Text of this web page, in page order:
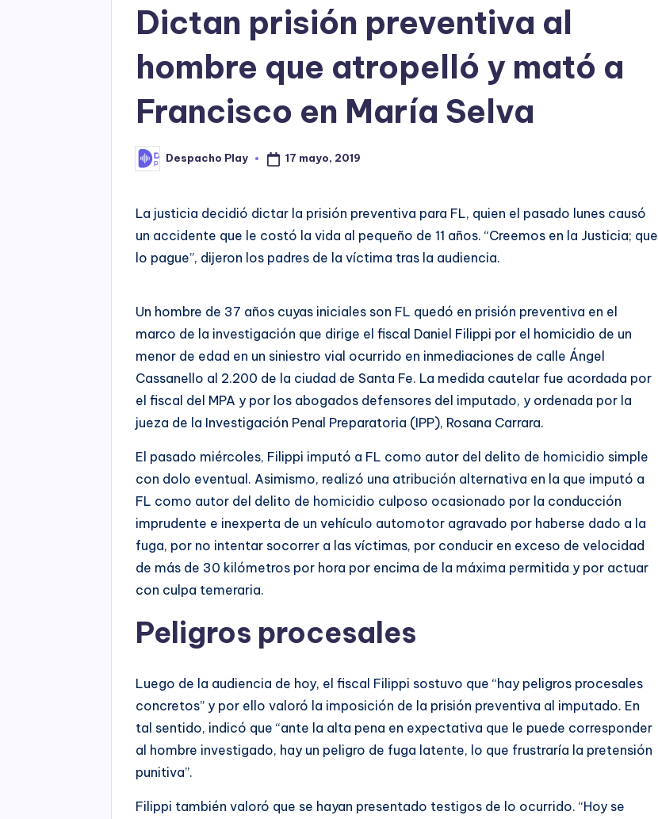
o
P
l
Dictan prisión preventiva al
hombre que atropelló y mató a
Francisco en María Selva
Posted
by
Despacho Play 17 mayo, 2019
La justicia decidió dictar la prisión preventiva para FL, quien el pasado lunes causó
un accidente que le costó la vida al pequeño de 11 años. “Creemos en la Justicia; que
lo pague”, dijeron los padres de la víctima tras la audiencia.
Un hombre de 37 años cuyas iniciales son FL quedó en prisión preventiva en el
marco de la investigación que dirige el fiscal Daniel Filippi por el homicidio de un
menor de edad en un siniestro vial ocurrido en inmediaciones de calle Ángel
Cassanello al 2.200 de la ciudad de Santa Fe. La medida cautelar fue acordada por
el fiscal del MPA y por los abogados defensores del imputado, y ordenada por la
jueza de la Investigación Penal Preparatoria (IPP), Rosana Carrara.
El pasado miércoles, Filippi imputó a FL como autor del delito de homicidio simple
con dolo eventual. Asimismo, realizó una atribución alternativa en la que imputó a
FL como autor del delito de homicidio culposo ocasionado por la conducción
imprudente e inexperta de un vehículo automotor agravado por haberse dado a la
fuga, por no intentar socorrer a las víctimas, por conducir en exceso de velocidad
de más de 30 kilómetros por hora por encima de la máxima permitida y por actuar
con culpa temeraria.
Peligros procesales
Luego de la audiencia de hoy, el fiscal Filippi sostuvo que “hay peligros procesales
concretos” y por ello valoró la imposición de la prisión preventiva al imputado. En
tal sentido, indicó que “ante la alta pena en expectativa que le puede corresponder
al hombre investigado, hay un peligro de fuga latente, lo que frustraría la pretensión
punitiva”.
Filippi también valoró que se hayan presentado testigos de lo ocurrido. “Hoy se